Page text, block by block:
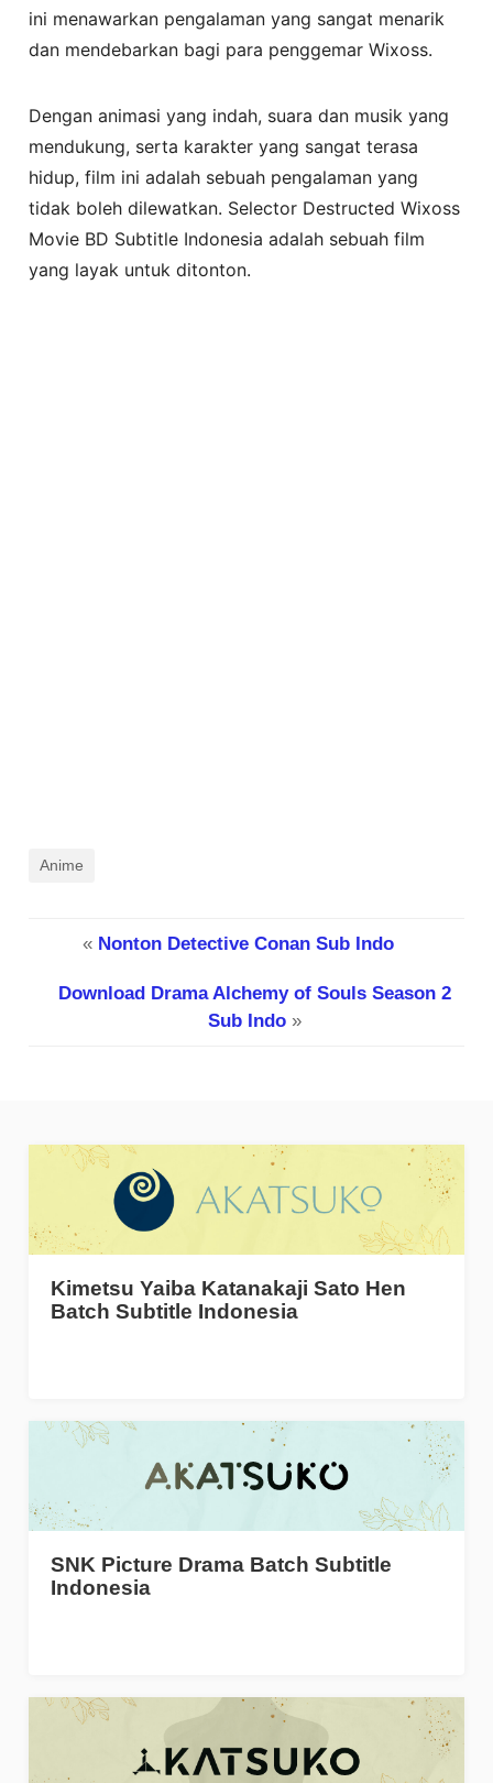
ini menawarkan pengalaman yang sangat menarik
dan mendebarkan bagi para penggemar Wixoss.
Dengan animasi yang indah, suara dan musik yang
mendukung, serta karakter yang sangat terasa
hidup, film ini adalah sebuah pengalaman yang
tidak boleh dilewatkan. Selector Destructed Wixoss
Movie BD Subtitle Indonesia adalah sebuah film
yang layak untuk ditonton.
Anime
« Nonton Detective Conan Sub Indo
Download Drama Alchemy of Souls Season 2
Sub Indo »
Kimetsu Yaiba Katanakaji Sato Hen
Batch Subtitle Indonesia
SNK Picture Drama Batch Subtitle
Indonesia